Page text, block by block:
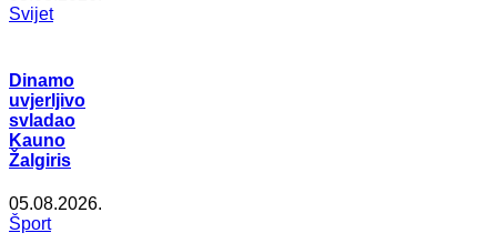
Svijet
Dinamo
uvjerljivo
svladao
Kauno
Žalgiris
05.08.2026.
Šport